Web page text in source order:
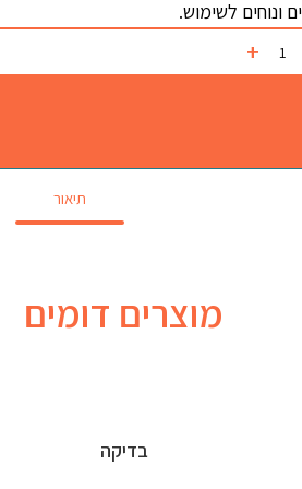
ונוחים לשימוש.
תיאור
מוצרים דומים
בדיקה